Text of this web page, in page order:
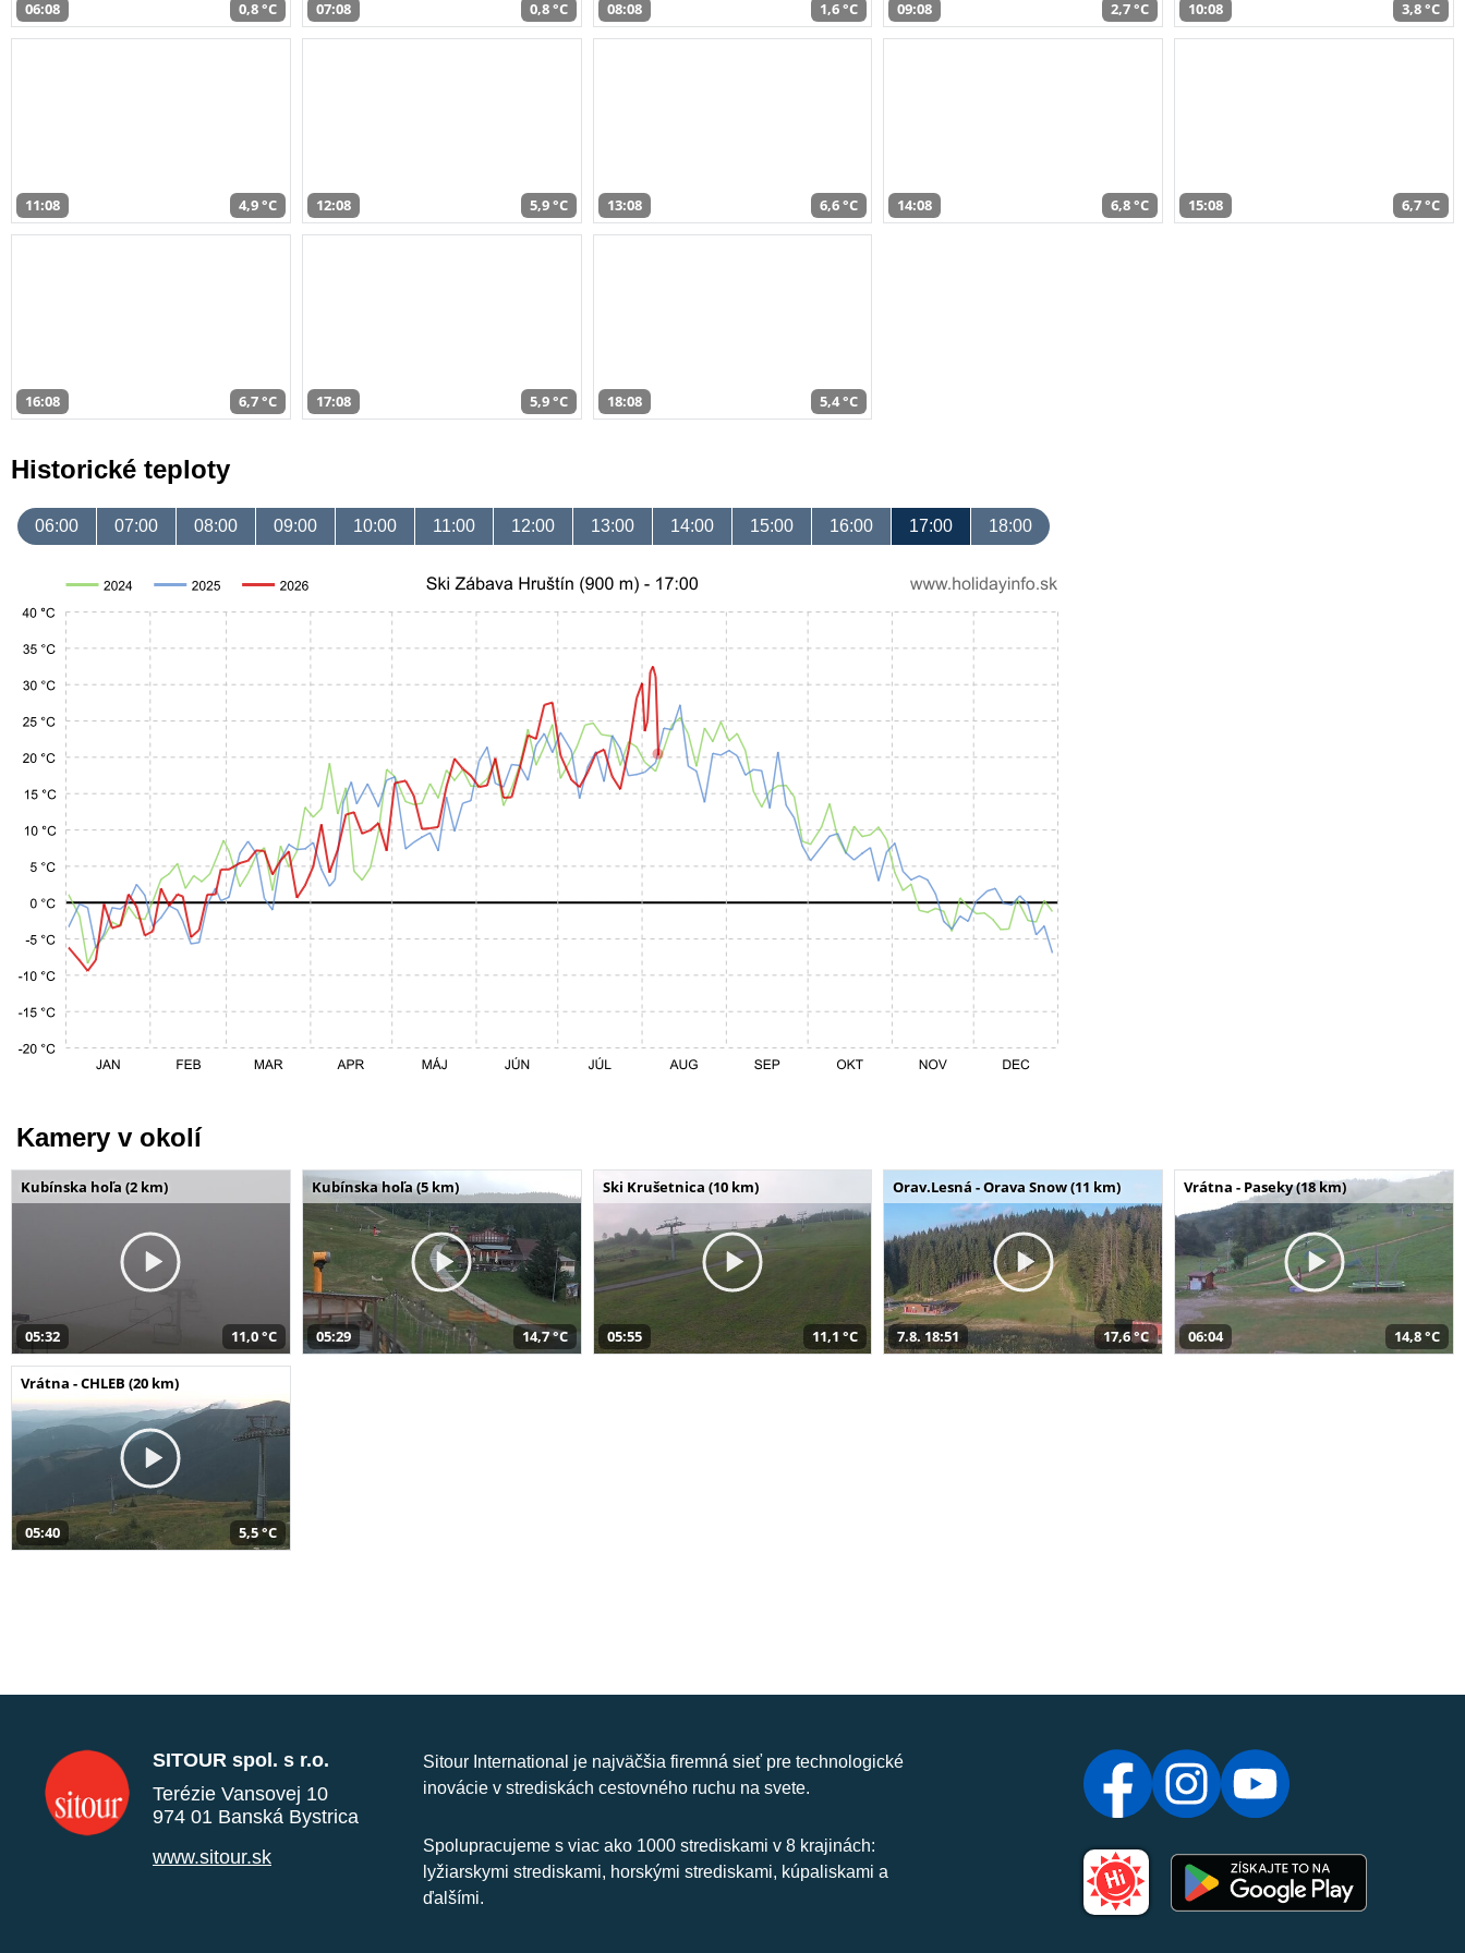
06:08 0,8 °C 07:08 0,8 °C 08:08 1,6 °C 09:08 2,7 °C 10:08 3,8 °C
11:08 4,9 °C 12:08 5,9 °C 13:08 6,6 °C 14:08 6,8 °C 15:08 6,7 °C
16:08 6,7 °C 17:08 5,9 °C 18:08 5,4 °C
Historické teploty
06:00 07:00 08:00 09:00 10:00 11:00 12:00 13:00 14:00 15:00 16:00 17:00 18:00
Kamery v okolí
Kubínska hoľa (2 km)
05:32 11,0 °C
Kubínska hoľa (5 km)
05:29 14,7 °C
Ski Krušetnica (10 km)
05:55 11,1 °C
Orav.Lesná - Orava Snow (11 km)
7.8. 18:51 17,6 °C
Vrátna - Paseky (18 km)
06:04 14,8 °C
Vrátna - CHLEB (20 km)
05:40 5,5 °C
SITOUR spol. s r.o.
Terézie Vansovej 10
974 01 Banská Bystrica
www.sitour.sk
Sitour International je najväčšia firemná sieť pre technologické
inovácie v strediskách cestovného ruchu na svete.
Spolupracujeme s viac ako 1000 strediskami v 8 krajinách:
lyžiarskymi strediskami, horskými strediskami, kúpaliskami a
ďalšími.